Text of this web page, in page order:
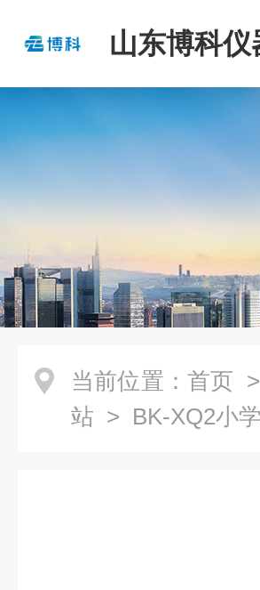
山东博科仪
当前位置： 首页 >
站 > BK-XQ2小